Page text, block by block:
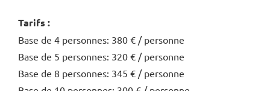
Tarifs :
Base de 4 personnes: 380 € / personne
Base de 5 personnes: 320 € / personne
Base de 8 personnes: 345 € / personne